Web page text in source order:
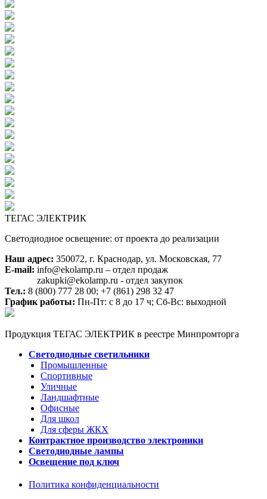
ТЕГАС ЭЛЕКТРИК
Светодиодное освещение: от проекта до реализации
Наш адрес: 350072, г. Краснодар, ул. Московская, 77
E-mail: info@ekolamp.ru – отдел продаж
zakupki@ekolamp.ru - отдел закупок
Тел.: 8 (800) 777 28 00; +7 (861) 298 32 47
График работы: Пн-Пт: с 8 до 17 ч; Сб-Вс: выходной
Продукция ТЕГАС ЭЛЕКТРИК в реестре Минпромторга
Светодиодные светильники
Промышленные
Спортивные
Уличные
Ландшафтные
Офисные
Для школ
Для сферы ЖКХ
Контрактное производство электроники
Светодиодные лампы
Освещение под ключ
Политика конфиденциальности